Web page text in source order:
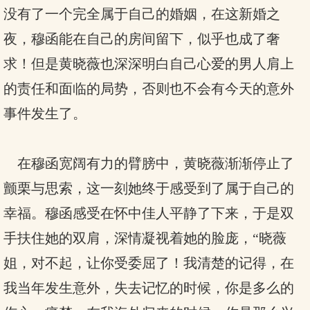
没有了一个完全属于自己的婚姻，在这新婚之
夜，穆函能在自己的房间留下，似乎也成了奢
求！但是黄晓薇也深深明白自己心爱的男人肩上
的责任和面临的局势，否则也不会有今天的意外
事件发生了。
在穆函宽阔有力的臂膀中，黄晓薇渐渐停止了
颤栗与思索，这一刻她终于感受到了属于自己的
幸福。穆函感受在怀中佳人平静了下来，于是双
手扶住她的双肩，深情凝视着她的脸庞，“晓薇
姐，对不起，让你受委屈了！我清楚的记得，在
我当年发生意外，失去记忆的时候，你是多么的